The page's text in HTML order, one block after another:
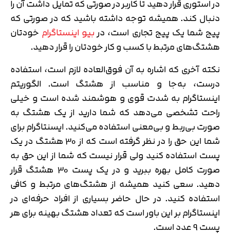
در استوری قرار دهید تا کاربر در صورتی که تمایل داشت آن را
دنبال کند. همیشه توجه داشته باشید که در صورتی که
پیج شما یک پیج تجاری است، دربیو اینستاگرام خودتان
هشتگ‌های مرتبط با کسب و کار خودتان را قرار دهید.
نکته آخری که اشاره به آن فوق‌العاده لازم است، استفاده
درست، به‌جا و مناسب از هشتگ است. الگوریتم
اینستاگرام به شدت قوی و هوشمند شده است و خیلی
راحت تشخصی می‌دهد که شما دارید از یک هشتگ به
صورت بی‌ربط و بی‌معنی استفاده می‌کنید. ایسنتاگرام برای
شما این حق را در نظر گرفته است که از 30 هشتگ در یک
پست استفاده کنید ولی قرار نیست که شما از این حق به
صورت کامل بهره ببرید و در یک پست 30 هشتگ قرار
دهید. سعی کنید همیشه از هشتگ‌های مرتبط و کافی
استفاده کنید. در حال حاضر بسیاری از افراد حرفه‌ای در
اینستاگرام بر این باور است که تعداد هشتگ بهینه برای هر
پست 9 عدد است.